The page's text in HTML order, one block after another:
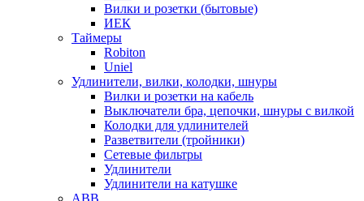
Вилки и розетки (бытовые)
ИЕК
Таймеры
Robiton
Uniel
Удлинители, вилки, колодки, шнуры
Вилки и розетки на кабель
Выключатели бра, цепочки, шнуры с вилкой
Колодки для удлинителей
Разветвители (тройники)
Сетевые фильтры
Удлинители
Удлинители на катушке
ABB